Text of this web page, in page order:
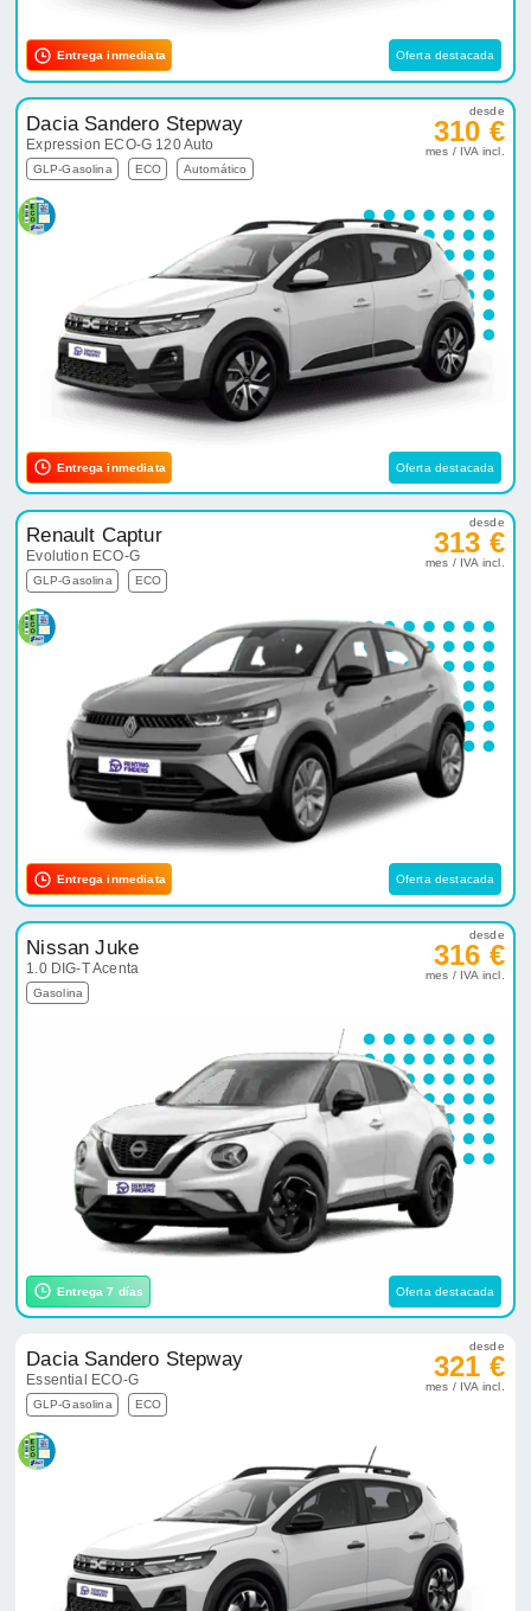
Entrega inmediata Oferta destacada
Dacia Sandero Stepway
Expression ECO-G 120 Auto
GLP-Gasolina ECO Automático
desde
310 €
mes / IVA incl.
Entrega inmediata Oferta destacada
Renault Captur
Evolution ECO-G
GLP-Gasolina ECO
desde
313 €
mes / IVA incl.
Entrega inmediata Oferta destacada
Nissan Juke
1.0 DIG-T Acenta
Gasolina
desde
316 €
mes / IVA incl.
Entrega 7 días Oferta destacada
Dacia Sandero Stepway
Essential ECO-G
GLP-Gasolina ECO
desde
321 €
mes / IVA incl.